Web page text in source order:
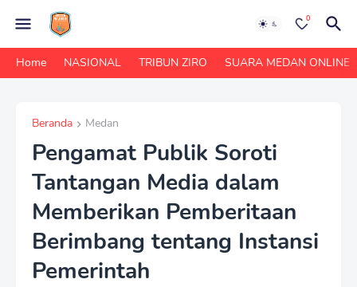
0
Home NASIONAL TRIBUN ZIRO SUARA MEDAN ONLINE
Beranda Medan
Pengamat Publik Soroti
Tantangan Media dalam
Memberikan Pemberitaan
Berimbang tentang Instansi
Pemerintah